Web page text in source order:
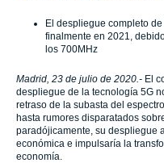
El despliegue completo
finalmente en 2021,
los 700MHz
Madrid, 23 de julio de 2020.- El
despliegue de la tecnología 5G
retraso de la subasta del
hasta rumores disparatados
paradójicamente, su despliegue
económica e impulsaría la
economía.